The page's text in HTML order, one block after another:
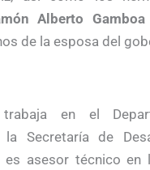
Alberto Gamboa
de la esposa del
en el
la Secretaría de
asesor técnico en